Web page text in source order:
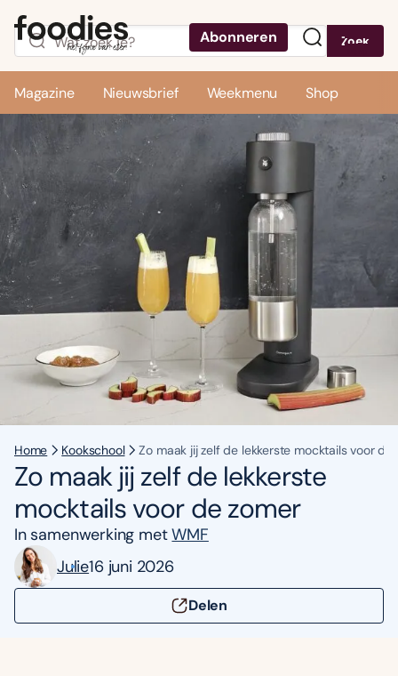
Abonneren Zoek
Magazine Nieuwsbrief Weekmenu Shop
Home Kookschool Zo maak jij zelf de lekkerste mocktails voor de
Zo maak jij zelf de lekkerste
mocktails voor de zomer
In samenwerking metWMF
Julie16 juni 2026
Delen